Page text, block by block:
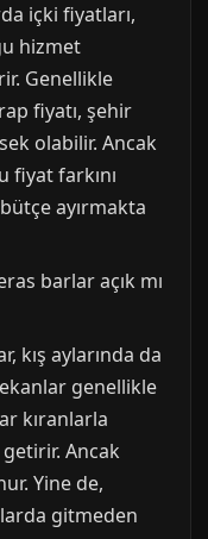
içki fiyatları,
hizmet
Genellikle
fiyatı, şehir
olabilir. Ancak
fiyat farkını
ayırmakta
barlar açık mı
kış aylarında da
genellikle
kıranlarla
Ancak
Yine de,
gitmeden